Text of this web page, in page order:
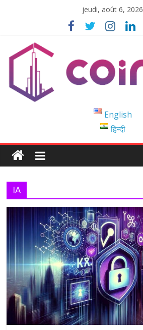
jeudi, août 6, 2026
Blockchain
Easy
to
English
हिन्दी
IA